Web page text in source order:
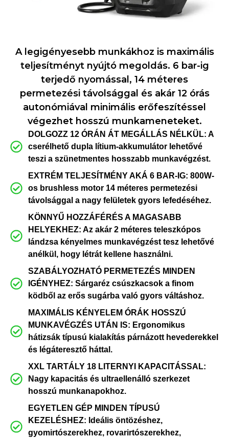
A legigényesebb munkákhoz is maximális
teljesítményt nyújtó megoldás. 6 bar-ig
terjedő nyomással, 14 méteres
permetezési távolsággal és akár 12 órás
autonómiával minimális erőfeszítéssel
végezhet hosszú munkameneteket.
DOLGOZZ 12 ÓRÁN ÁT MEGÁLLÁS NÉLKÜL: A
cserélhető dupla lítium-akkumulátor lehetővé
teszi a szünetmentes hosszabb munkavégzést.
EXTRÉM TELJESÍTMÉNY AKÁ 6 BAR-IG: 800W-
os brushless motor 14 méteres permetezési
távolsággal a nagy felületek gyors lefedéséhez.
KÖNNYŰ HOZZÁFÉRÉS A MAGASABB
HELYEKHEZ: Az akár 2 méteres teleszkópos
lándzsa kényelmes munkavégzést tesz lehetővé
anélkül, hogy létrát kellene használni.
SZABÁLYOZHATÓ PERMETEZÉS MINDEN
IGÉNYHEZ: Sárgaréz csúszkacsok a finom
ködből az erős sugárba való gyors váltáshoz.
MAXIMÁLIS KÉNYELEM ÓRÁK HOSSZÚ
MUNKAVÉGZÉS UTÁN IS: Ergonomikus
hátizsák típusú kialakítás párnázott hevederekkel
és légáteresztő háttal.
XXL TARTÁLY 18 LITERNYI KAPACITÁSSAL:
Nagy kapacitás és ultraellenálló szerkezet
hosszú munkanapokhoz.
EGYETLEN GÉP MINDEN TÍPUSÚ
KEZELÉSHEZ: Ideális öntözéshez,
gyomirtószerekhez, rovarirtószerekhez,